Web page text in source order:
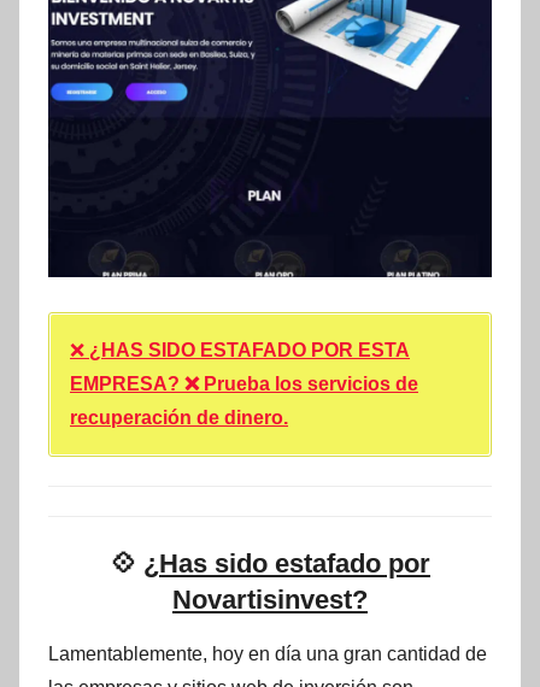
❌ ¿HAS SIDO ESTAFADO POR ESTA
EMPRESA? ❌ Prueba los servicios de
recuperación de dinero.
💠 ¿Has sido estafado por
Novartisinvest?
Lamentablemente, hoy en día una gran cantidad de